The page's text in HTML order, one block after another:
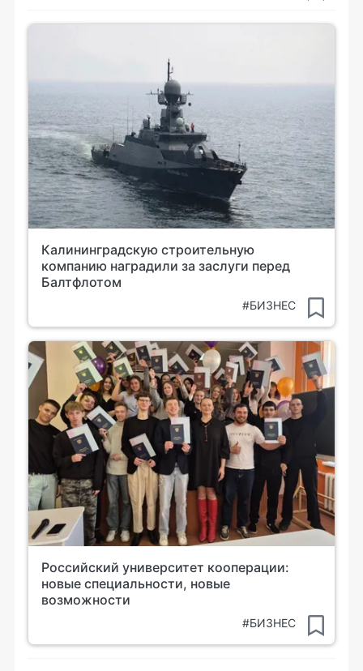
Калининградскую строительную
компанию наградили за заслуги перед
Балтфлотом
#БИЗНЕС
Российский университет кооперации:
новые специальности, новые
возможности
#БИЗНЕС